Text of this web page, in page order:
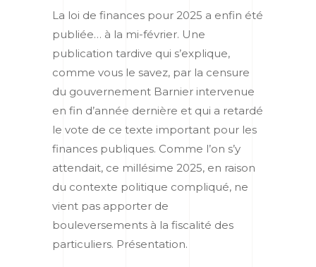
La loi de finances pour 2025 a enfin été
publiée… à la mi-février. Une
publication tardive qui s’explique,
comme vous le savez, par la censure
du gouvernement Barnier intervenue
en fin d’année dernière et qui a retardé
le vote de ce texte important pour les
finances publiques. Comme l’on s’y
attendait, ce millésime 2025, en raison
du contexte politique compliqué, ne
vient pas apporter de
bouleversements à la fiscalité des
particuliers. Présentation.